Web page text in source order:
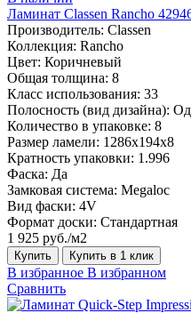
Ламинат Classen Rancho
Производитель: Classen
Коллекция: Rancho
Цвет: Коричневый
Общая толщина: 8
Класс использования: 33
Полосность (вид дизайна):
Количество в упаковке: 8
Размер ламели: 1286х194х8
Кратность упаковки: 1.996
Фаска: Да
Замковая система: Megaloc
Вид фаски: 4V
Формат доски: Стандартная
1 925 руб./м2
Купить Купить в 1 клик
В избранное В избранном
Сравнить